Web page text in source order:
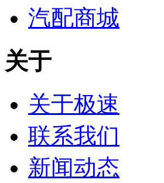
汽配商城
关于
关于极速
联系我们
新闻动态